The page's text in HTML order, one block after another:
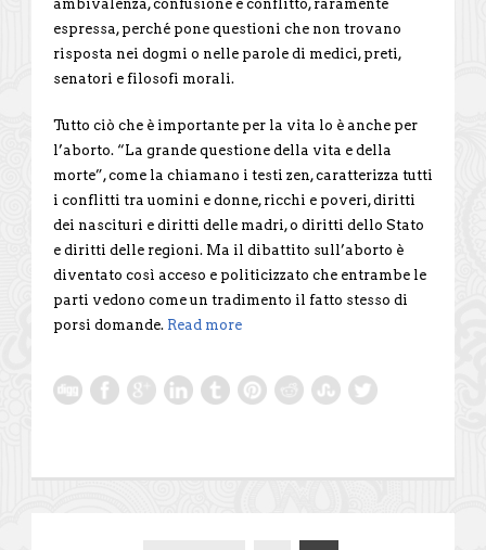
ambivalenza, confusione e conflitto, raramente
espressa, perché pone questioni che non trovano
risposta nei dogmi o nelle parole di medici, preti,
senatori e filosofi morali.
Tutto ciò che è importante per la vita lo è anche per
l’aborto. “La grande questione della vita e della
morte”, come la chiamano i testi zen, caratterizza tutti
i conflitti tra uomini e donne, ricchi e poveri, diritti
dei nascituri e diritti delle madri, o diritti dello Stato
e diritti delle regioni. Ma il dibattito sull’aborto è
diventato così acceso e politicizzato che entrambe le
parti vedono come un tradimento il fatto stesso di
porsi domande. Read more